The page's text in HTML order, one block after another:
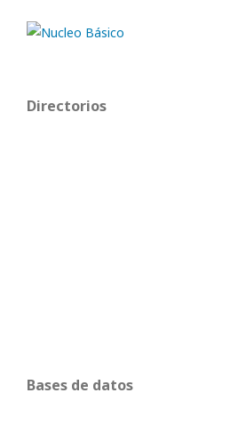
Directorios
Bases de datos